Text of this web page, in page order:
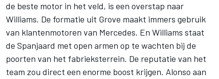
de beste motor in het veld, is een overstap naar
Williams. De formatie uit Grove maakt immers gebruik
van klantenmotoren van Mercedes. En Williams staat
de Spanjaard met open armen op te wachten bij de
poorten van het fabrieksterrein. De reputatie van het
team zou direct een enorme boost krijgen. Alonso aan